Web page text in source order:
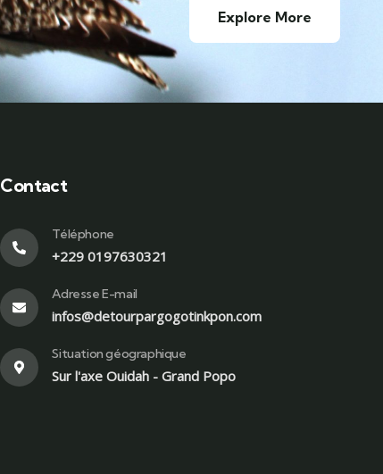
Explore More
Contact
Téléphone
+229 0197630321
Adresse E-mail
infos@detourpargogotinkpon.com
Situation géographique
Sur l'axe Ouidah - Grand Popo